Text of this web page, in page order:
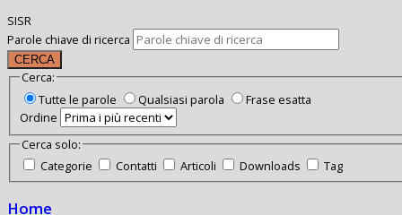
SISR
Parole chiave di ricerca
CERCA
Cerca:
Tutte le parole
Qualsiasi parola
Frase esatta
Ordine
Cerca solo:
Categorie
Contatti Articoli Downloads Tag
Home